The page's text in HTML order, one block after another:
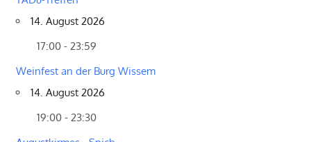
14. August 2026
17:00 - 23:59
Weinfest an der Burg Wissem
14. August 2026
19:00 - 23:30